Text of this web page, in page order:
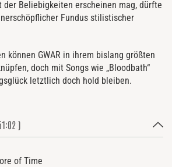
der Beliebigkeiten erscheinen mag, dürfte
Fundus stilistischer
können GWAR in ihrem bislang größten
doch mit Songs wie „Bloodbath“
letztlich doch hold bleiben.
)
of Time